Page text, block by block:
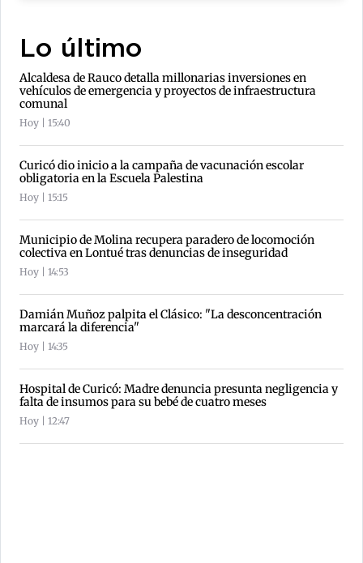
Lo último
Alcaldesa de Rauco detalla millonarias inversiones en
vehículos de emergencia y proyectos de infraestructura
comunal
Hoy | 15:40
Curicó dio inicio a la campaña de vacunación escolar
obligatoria en la Escuela Palestina
Hoy | 15:15
Municipio de Molina recupera paradero de locomoción
colectiva en Lontué tras denuncias de inseguridad
Hoy | 14:53
Damián Muñoz palpita el Clásico: "La desconcentración
marcará la diferencia"
Hoy | 14:35
Hospital de Curicó: Madre denuncia presunta negligencia y
falta de insumos para su bebé de cuatro meses
Hoy | 12:47